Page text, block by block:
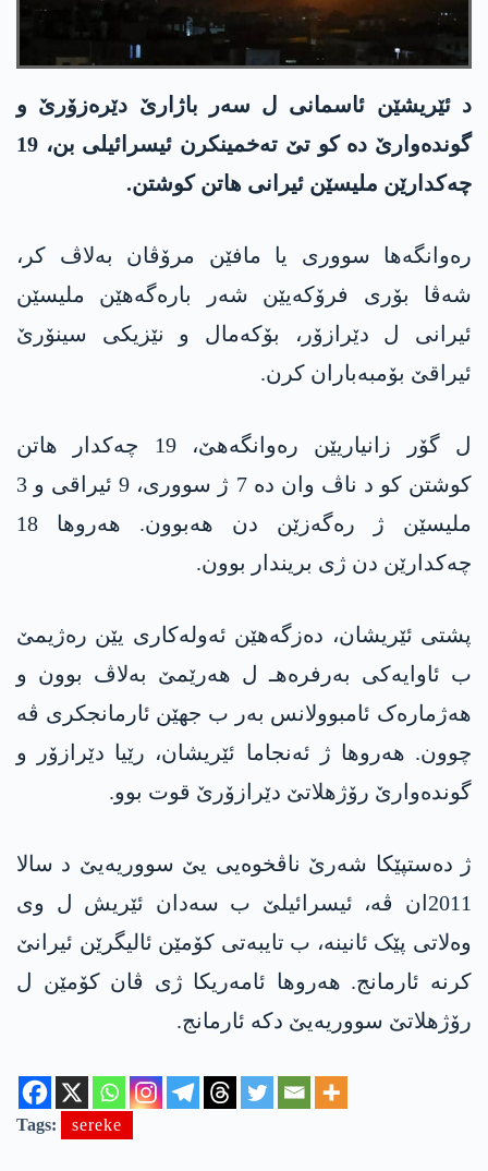
د ئێریشێن ئاسمانی ل سەر باژارێ دێرەزۆرێ و
گوندەوارێ دە کو تێ تەخمینکرن ئیسرائیلی بن، 19
چەکدارێن ملیسێن ئیرانی هاتن کوشتن.
رەوانگەها سووری یا مافێن مرۆڤان بەلاڤ کر،
شەڤا بۆری فرۆکەیێن شەر بارەگەهێن ملیسێن
ئیرانی ل دێرازۆر، بۆکەمال و نێزیکی سینۆرێ
ئیراقێ بۆمبەباران کرن.
ل گۆر زانیاریێن رەوانگەهێ، 19 چەکدار هاتن
کوشتن کو د ناڤ وان دە 7 ژ سووری، 9 ئیراقی و 3
ملیسێن ژ رەگەزێن دن هەبوون. هەروها 18
چەکدارێن دن ژی بریندار بوون.
پشتی ئێریشان، دەزگەهێن ئەولەکاری یێن رەژیمێ
ب ئاوایەکی بەرفرەهـ ل هەرێمێ بەلاڤ بوون و
هەژمارەک ئامبوولانس بەر ب جهێن ئارمانجکری ڤە
چوون. هەروها ژ ئەنجاما ئێریشان، رێیا دێرازۆر و
گوندەوارێ رۆژهلاتێ دێرازۆرێ قوت بوو.
ژ دەستپێکا شەرێ ناڤخوەیی یێ سووریەیێ د سالا
2011ان ڤە، ئیسرائیلێ ب سەدان ئێریش ل وی
وەلاتی پێک ئانینە، ب تایبەتی کۆمێن ئالیگرێن ئیرانێ
کرنە ئارمانج. هەروها ئامەریکا ژی ڤان کۆمێن ل
رۆژهلاتێ سووریەیێ دکە ئارمانج.
Tags: sereke